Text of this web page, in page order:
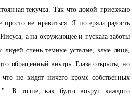
текучка. Так что домой приезжаю
не нравиться. Я потеряла радость
а на окружающее и пускала заботы
людей очень темные усталые, злые лица,
обращенный внутрь. Глаза открыты, но
не видят ничего кроме собственных
. В толпе, как будто вокруг каждого